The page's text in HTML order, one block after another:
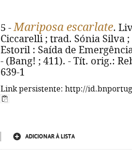
5 -Mariposa escarlate.
Ciccarelli ; trad. Sónia Silva ;
Estoril : Saída de
- (Bang! ; 411). - Tít. orig.:
639-1
Link persistente: http://
ADICIONAR À LISTA